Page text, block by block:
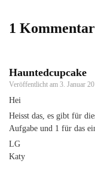
1 Kommentar
Hauntedcupcake
Veröffentlicht am 3. Januar
Hei
Heisst das, es gibt für
Aufgabe und 1 für das
LG
Katy